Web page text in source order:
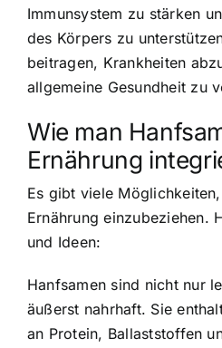
Immunsystem zu stärken
des Körpers zu
beitragen, Krankheiten
allgemeine Gesundheit zu
Wie man
Ernährung
Es gibt viele
Ernährung einzubeziehen.
und Ideen:
Hanfsamen sind nicht nur
äußerst nahrhaft. Sie
an Protein, Ballaststoffen